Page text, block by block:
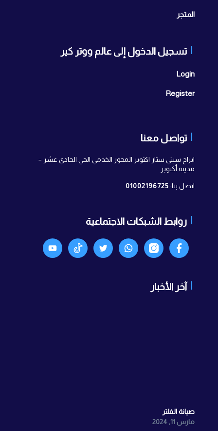
المتجر
تسجيل الدخول إلى عالم ووتر كير
Login
Register
تواصل معنا
ابراج سيتي ستار اكتوبر المحور الخدمي الحي الحادي عشر –
مدينة أكتوبر
اتصل بنا: 01002196725
روابط الشبكات الاجتماعية
Facebookانستجرامواتساب TikTok
Youtyube
آخر الأخبار
صيانة الفلتر
مارس 11, 2024